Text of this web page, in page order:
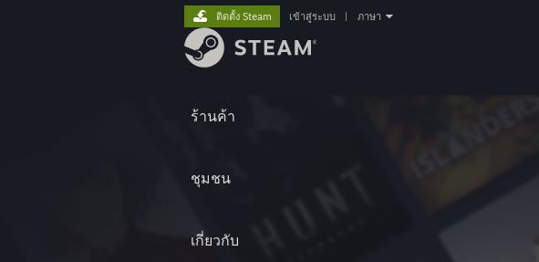
ร้านค้า
ชุมชน
เกี่ยวกับ
ติดตั้ง Steam เข้าสู่ระบบ ภาษา